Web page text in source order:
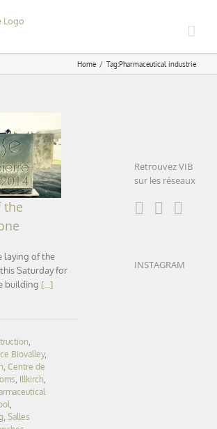
Home Tag:Pharmaceutical industrie
the
stone
the
laying of the
Saturday for
building [...]
,
Biovalley,
, Centre de
, Illkirch,
,
, Salles
Retrouvez VIB
sur les réseaux
INSTAGRAM